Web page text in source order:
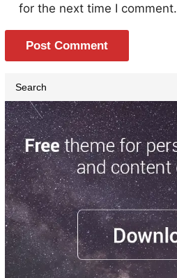
for the next time I comment.
e
a
r
c
h